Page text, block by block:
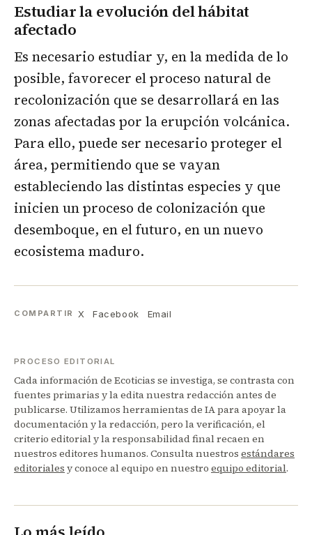
Estudiar la evolución del hábitat
afectado
Es necesario estudiar y, en la medida de lo
posible, favorecer el proceso natural de
recolonización que se desarrollará en las
zonas afectadas por la erupción volcánica.
Para ello, puede ser necesario proteger el
área, permitiendo que se vayan
estableciendo las distintas especies y que
inicien un proceso de colonización que
desemboque, en el futuro, en un nuevo
ecosistema maduro.
COMPARTIR X Facebook Email
PROCESO EDITORIAL
Cada información de Ecoticias se investiga, se contrasta con
fuentes primarias y la edita nuestra redacción antes de
publicarse. Utilizamos herramientas de IA para apoyar la
documentación y la redacción, pero la verificación, el
criterio editorial y la responsabilidad final recaen en
nuestros editores humanos. Consulta nuestros estándares
editoriales y conoce al equipo en nuestro equipo editorial.